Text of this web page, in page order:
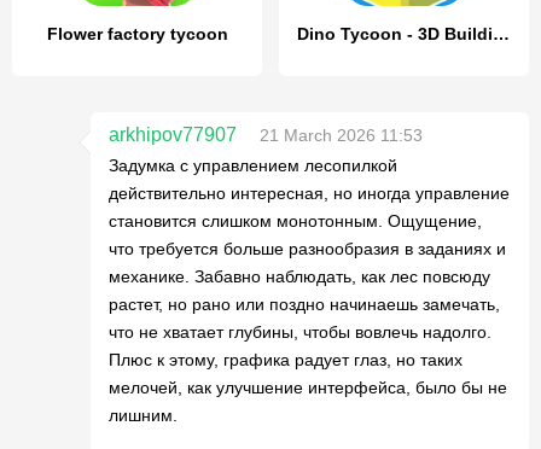
Flower factory tycoon Dino Tycoon - 3D Building Game
arkhipov77907
21 March 2026 11:53
Задумка с управлением лесопилкой
действительно интересная, но иногда управление
становится слишком монотонным. Ощущение,
что требуется больше разнообразия в заданиях и
механике. Забавно наблюдать, как лес повсюду
растет, но рано или поздно начинаешь замечать,
что не хватает глубины, чтобы вовлечь надолго.
Плюс к этому, графика радует глаз, но таких
мелочей, как улучшение интерфейса, было бы не
лишним.